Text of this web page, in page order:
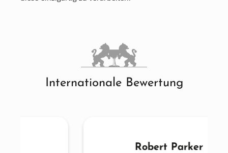
Internationale Bewertung
Robert Parker